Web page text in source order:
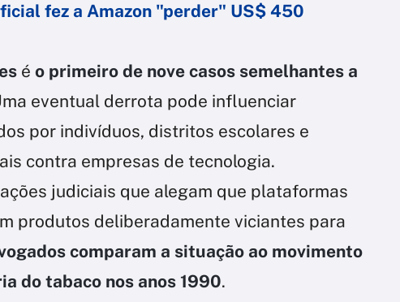
fez a Amazon "perder" US$ 450
é o primeiro de nove casos semelhantes a
eventual derrota pode influenciar
por indivíduos, distritos escolares e
contra empresas de tecnologia.
judiciais que alegam que plataformas
produtos deliberadamente viciantes para
comparam a situação ao movimento
do tabaco nos anos 1990.